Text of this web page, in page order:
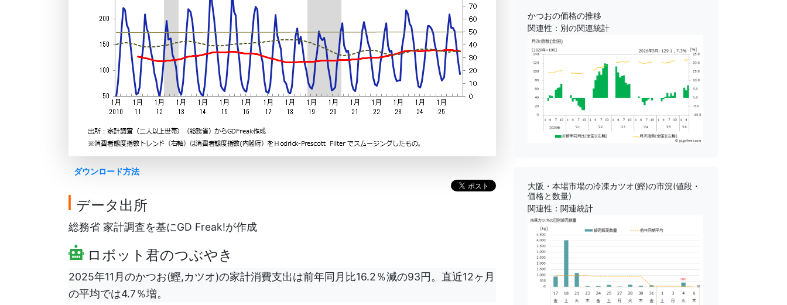
ダウンロード方法
データ出所
総務省 家計調査を基にGD Freak!が作成
ロボット君のつぶやき
2025年11月のかつお(鰹,カツオ)の家計消費支出は前年同月比16.2％減の93円。直近12ヶ月
の平均では4.7％増。
かつおの価格の推移
関連性：別の関連統計
大阪・本場市場の冷凍カツオ(鰹)の市況(値段・
価格と数量)
関連性：関連統計